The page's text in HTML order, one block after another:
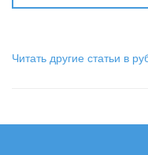
Читать другие статьи в